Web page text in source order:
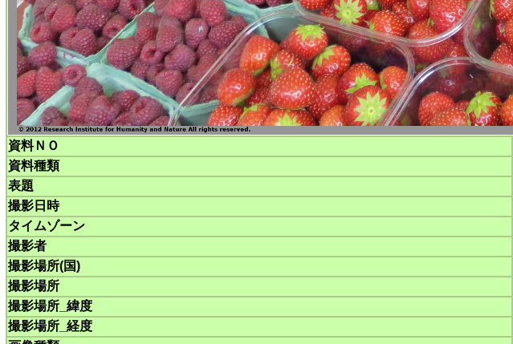
資料ＮＯ
資料種類
表題
撮影日時
タイムゾーン
撮影者
撮影場所(国)
撮影場所
撮影場所_緯度
撮影場所_経度